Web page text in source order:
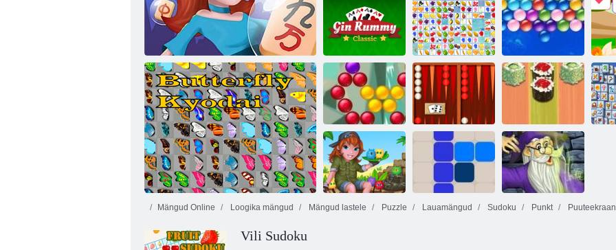
Adventure Mahjong
Pinball
loomaaias
Kabe Classic
Pasjansina
meister
Gin Rummy
Klassikaline
Puuviljaühendus Lõputu Bubbles
Mullilaskja
saaga
Backgammon
Klassikaline
Sushi
backgammon
Mängud Online Loogika mängud Mängud lastele Puzzle Lauamängud Sudoku Punkt Puuteekraan
Vili Sudoku